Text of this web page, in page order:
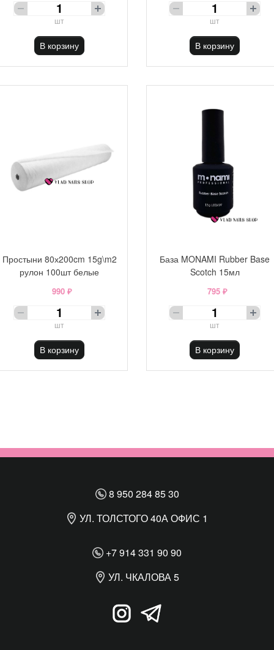
шт
В корзину
шт
В корзину
Простыни 80х200cm 15g\m2
рулон 100шт белые
990 ₽
шт
В корзину
База MONAMI Rubber Base
Scotch 15мл
795 ₽
шт
В корзину
8 950 284 85 30
УЛ. ТОЛСТОГО 40А ОФИС 1
+7 914 331 90 90
УЛ. ЧКАЛОВА 5